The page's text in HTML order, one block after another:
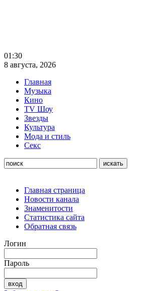
01:30
8 августа, 2026
Главная
Музыка
Кино
TV Шоу
Звезды
Культура
Мода и стиль
Секс
Главная страница
Новости канала
Знаменитости
Статистика сайта
Обратная связь
Логин
Пароль